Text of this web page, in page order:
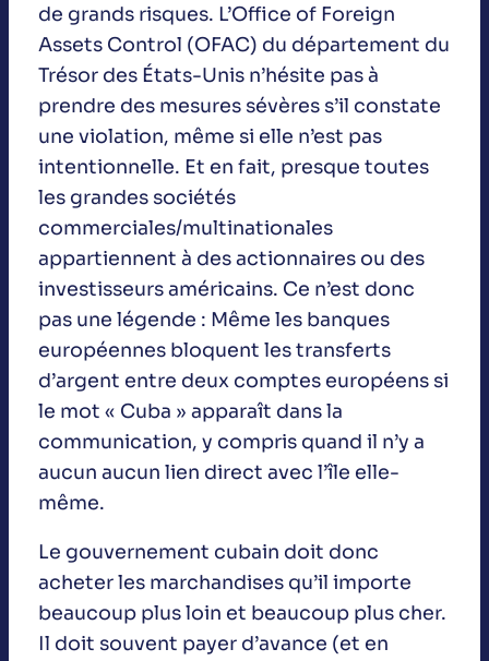
de grands risques. L’Office of Foreign
Assets Control (OFAC) du département du
Trésor des États-Unis n’hésite pas à
prendre des mesures sévères s’il constate
une violation, même si elle n’est pas
intentionnelle. Et en fait, presque toutes
les grandes sociétés
commerciales/multinationales
appartiennent à des actionnaires ou des
investisseurs américains. Ce n’est donc
pas une légende : Même les banques
européennes bloquent les transferts
d’argent entre deux comptes européens si
le mot « Cuba » apparaît dans la
communication, y compris quand il n’y a
aucun aucun lien direct avec l’île elle-
même.
Le gouvernement cubain doit donc
acheter les marchandises qu’il importe
beaucoup plus loin et beaucoup plus cher.
Il doit souvent payer d’avance (et en